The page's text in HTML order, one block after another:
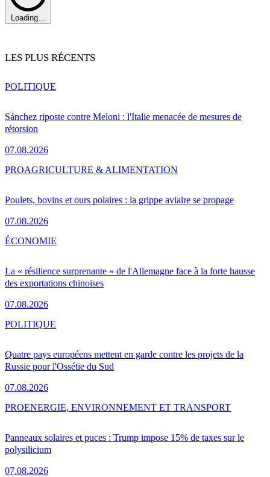
Loading...
LES PLUS RÉCENTS
Sánchez riposte contre Meloni : l'Italie menacée de mesures de
rétorsion
07.08.2026
POLITIQUE
Poulets, bovins et ours polaires : la grippe aviaire se propage
07.08.2026
PROAGRICULTURE & ALIMENTATION
La « résilience surprenante » de l'Allemagne face à la forte hausse
des exportations chinoises
07.08.2026
ÉCONOMIE
Quatre pays européens mettent en garde contre les projets de la
Russie pour l'Ossétie du Sud
07.08.2026
POLITIQUE
Panneaux solaires et puces : Trump impose 15% de taxes sur le
polysilicium
07.08.2026
PROENERGIE, ENVIRONNEMENT ET TRANSPORT